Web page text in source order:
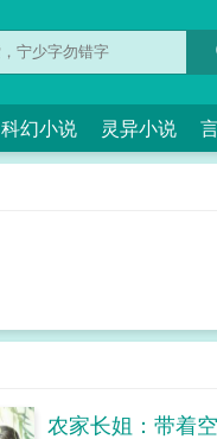
科幻小说 灵异小说
农家长姐：带着